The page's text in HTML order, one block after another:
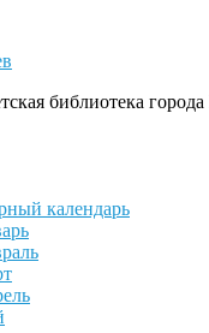
библиотека города
календарь